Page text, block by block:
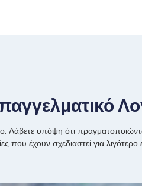
Λάβετε υπόψη ότι
που έχουν σχεδιαστεί για λιγότερο